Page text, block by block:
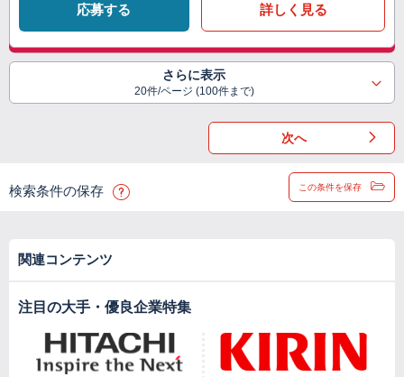
応募する 詳しく見る
さらに表示
20件/ページ (100件まで)
次へ
検索条件の保存 この条件を保存
関連コンテンツ
注目の大手・優良企業特集